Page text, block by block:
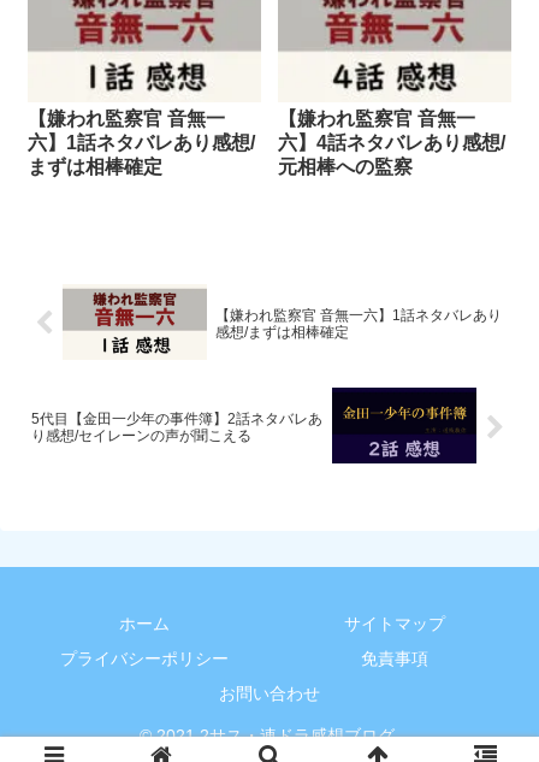
【嫌われ監察官 音無一
六】1話ネタバレあり感想/
まずは相棒確定
【嫌われ監察官 音無一
六】4話ネタバレあり感想/
元相棒への監察
【嫌われ監察官 音無一六】1話ネタバレあり
感想/まずは相棒確定
5代目【金田一少年の事件簿】2話ネタバレあ
り感想/セイレーンの声が聞こえる
ホーム
サイトマップ
プライバシーポリシー
免責事項
お問い合わせ
© 2021 2サス・連ドラ感想ブログ.